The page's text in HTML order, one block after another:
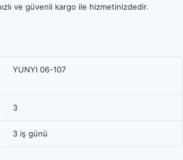
ve güvenli kargo ile hizmetinizdedir.
YUNYI 06-107
3
3 iş günü